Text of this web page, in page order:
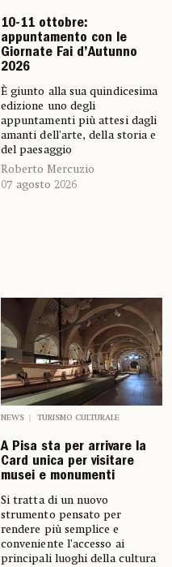
10-11 ottobre:
appuntamento con le
Giornate Fai d’Autunno
2026
È giunto alla sua quindicesima
edizione uno degli
appuntamenti più attesi dagli
amanti dell'arte, della storia e
del paesaggio
Roberto Mercuzio
07 agosto 2026
NEWS TURISMO CULTURALE
A Pisa sta per arrivare la
Card unica per visitare
musei e monumenti
Si tratta di un nuovo
strumento pensato per
rendere più semplice e
conveniente l’accesso ai
principali luoghi della cultura